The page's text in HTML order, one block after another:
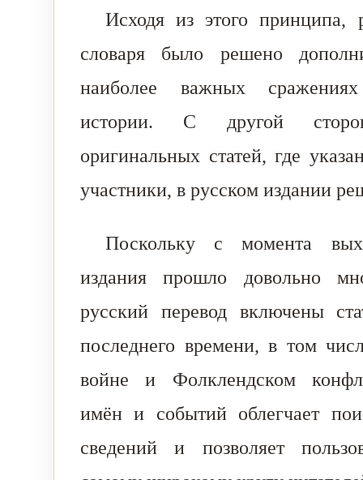
Исходя из этого принципа,
словаря было решено
наиболее важных сражениях
истории. С другой
оригинальных статей, где
участники, в русском издании
Поскольку с момента
издания прошло довольно
русский перевод включены
последнего времени, в том
войне и Фолклендском
имён и событий облегчает
сведений и позволяет